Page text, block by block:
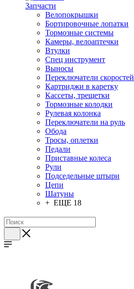
Запчасти
Велопокрышки
Бортировочные лопатки
Тормозные системы
Камеры, велоаптечки
Втулки
Спец инструмент
Выносы
Переключатели скоростей
Картриджи в каретку
Кассеты, трещетки
Тормозные колодки
Рулевая колонка
Переключатели на руль
Обода
Тросы, оплетки
Педали
Приставные колеса
Рули
Подседельные штыри
Цепи
Шатуны
+ ЕЩЕ 18